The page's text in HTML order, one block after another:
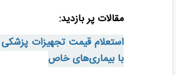
مقالات پر بازدید:
استعلام قیمت تجهیزات پزشکی
با بیماری‌های خاص